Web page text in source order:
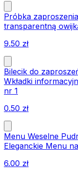
Próbka
transparentną
9.50 zł
Bilecik do
Wkładki
nr 1
0.50 zł
Menu Weselne
Eleganckie Menu
6.00 zł